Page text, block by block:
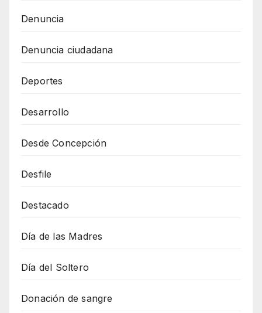
Denuncia
Denuncia ciudadana
Deportes
Desarrollo
Desde Concepción
Desfile
Destacado
Día de las Madres
Día del Soltero
Donación de sangre